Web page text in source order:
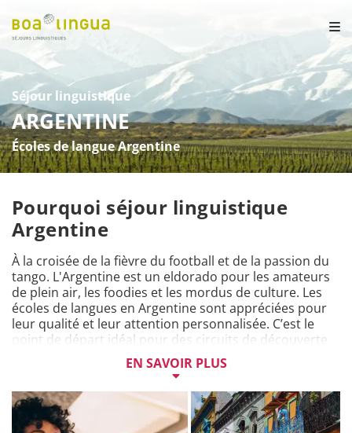
Séjour linguistique
ARGENTINE
Écoles de langue Argentine
Pourquoi séjour linguistique
Argentine
À la croisée de la fièvre du football et de la passion du
tango. L'Argentine est un eldorado pour les amateurs
de plein air, les foodies et les mordus de culture. Les
écoles de langues en Argentine sont appréciées pour
leur qualité et leur attention personnalisée. C’est le
point de départ idéal pour des circuits de découverte
passionnants, des plages de rêve aux glaciers.
, vous apprendrez le fougueux tango et
vous vous immergerez dans la vie trépidante de la ville.
Vous dansez avec vos camarades du monde entier
EN SAVOIR PLUS